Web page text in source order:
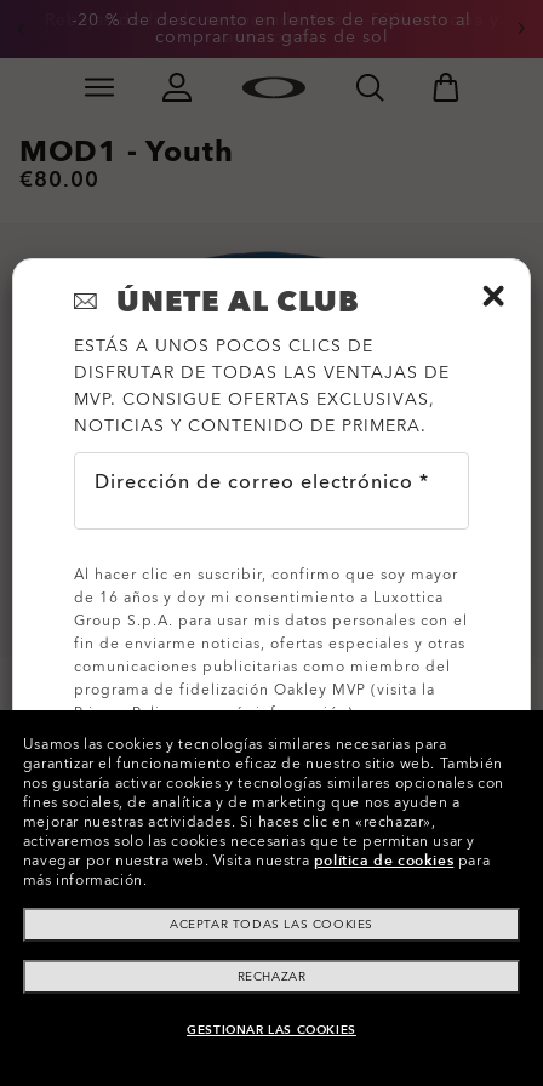
Skip to
Rebajas de fin de temporada: hasta -50% en ropa y
accesorios
-20 % de descuento en lentes de repuesto al
comprar unas gafas de sol
Slide 3 of 3. -20 % de descuento en lentes de
NO DISPONIBLE ONLINE, BUSCA SIMILARES
MOD1 - Youth
€80.00
Colores (5) Poseidon
Tamaño
M
Usamos las cookies y tecnologías similares necesarias para
garantizar el funcionamiento eficaz de nuestro sitio web. También
nos gustaría activar cookies y tecnologías similares opcionales con
fines sociales, de analítica y de marketing que nos ayuden a
mejorar nuestras actividades. Si haces clic en «rechazar»,
activaremos solo las cookies necesarias que te permitan usar y
navegar por nuestra web. Visita nuestra política de cookies para
más información.
ACEPTAR TODAS LAS COOKIES
RECHAZAR
GESTIONAR LAS COOKIES
ÚNETE AL CLUB
ESTÁS A UNOS POCOS CLICS DE
DISFRUTAR DE TODAS LAS VENTAJAS DE
MVP. CONSIGUE OFERTAS EXCLUSIVAS,
NOTICIAS Y CONTENIDO DE PRIMERA.
Dirección de correo electrónico *
Al hacer clic en suscribir, confirmo que soy mayor
de 16 años y doy mi consentimiento a Luxottica
Group S.p.A. para usar mis datos personales con el
fin de enviarme noticias, ofertas especiales y otras
comunicaciones publicitarias como miembro del
programa de fidelización Oakley MVP (visita la
Privacy Policypara más información).
SUSCRÍBETE